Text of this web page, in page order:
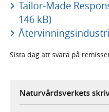
Tailor-Made
146 kB)
Sista dag att svara på
Naturvårdsverkets